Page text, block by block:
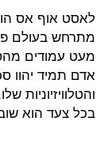
לאסט אוף אס
מתרחש בעולם
מעט עמודים
אדם תמיד יהוו
בכל צעד הוא